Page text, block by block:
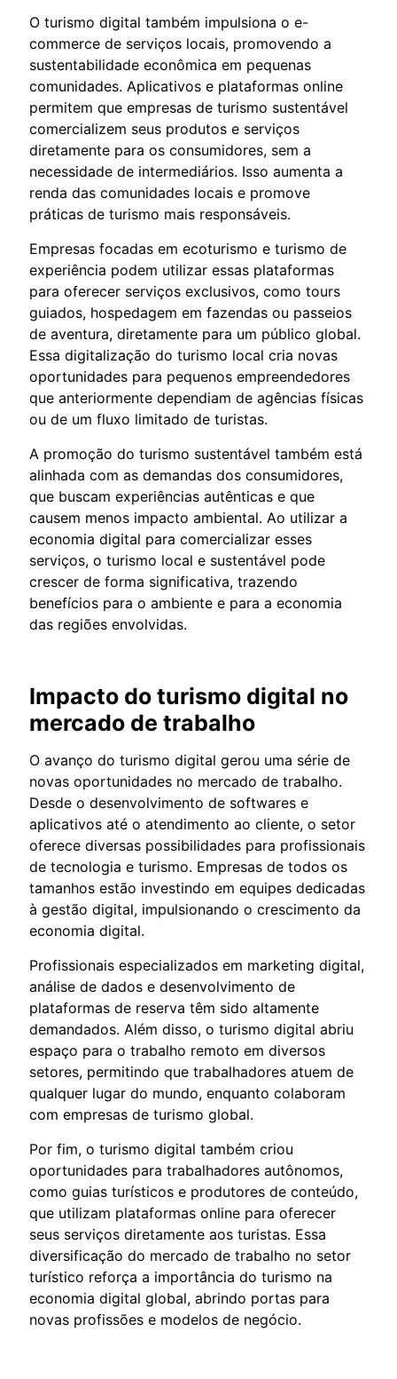
O turismo digital também impulsiona o e-
commerce de serviços locais, promovendo a
sustentabilidade econômica em pequenas
comunidades. Aplicativos e plataformas online
permitem que empresas de turismo sustentável
comercializem seus produtos e serviços
diretamente para os consumidores, sem a
necessidade de intermediários. Isso aumenta a
renda das comunidades locais e promove
práticas de turismo mais responsáveis.
Empresas focadas em ecoturismo e turismo de
experiência podem utilizar essas plataformas
para oferecer serviços exclusivos, como tours
guiados, hospedagem em fazendas ou passeios
de aventura, diretamente para um público global.
Essa digitalização do turismo local cria novas
oportunidades para pequenos empreendedores
que anteriormente dependiam de agências físicas
ou de um fluxo limitado de turistas.
A promoção do turismo sustentável também está
alinhada com as demandas dos consumidores,
que buscam experiências autênticas e que
causem menos impacto ambiental. Ao utilizar a
economia digital para comercializar esses
serviços, o turismo local e sustentável pode
crescer de forma significativa, trazendo
benefícios para o ambiente e para a economia
das regiões envolvidas.
Impacto do turismo digital no
mercado de trabalho
O avanço do turismo digital gerou uma série de
novas oportunidades no mercado de trabalho.
Desde o desenvolvimento de softwares e
aplicativos até o atendimento ao cliente, o setor
oferece diversas possibilidades para profissionais
de tecnologia e turismo. Empresas de todos os
tamanhos estão investindo em equipes dedicadas
à gestão digital, impulsionando o crescimento da
economia digital.
Profissionais especializados em marketing digital,
análise de dados e desenvolvimento de
plataformas de reserva têm sido altamente
demandados. Além disso, o turismo digital abriu
espaço para o trabalho remoto em diversos
setores, permitindo que trabalhadores atuem de
qualquer lugar do mundo, enquanto colaboram
com empresas de turismo global.
Por fim, o turismo digital também criou
oportunidades para trabalhadores autônomos,
como guias turísticos e produtores de conteúdo,
que utilizam plataformas online para oferecer
seus serviços diretamente aos turistas. Essa
diversificação do mercado de trabalho no setor
turístico reforça a importância do turismo na
economia digital global, abrindo portas para
novas profissões e modelos de negócio.